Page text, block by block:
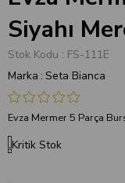
Siyahı
Stok Kodu
FS-111E
Marka : Seta Bianca
Evza Mermer 5 Parça
Kritik Stok